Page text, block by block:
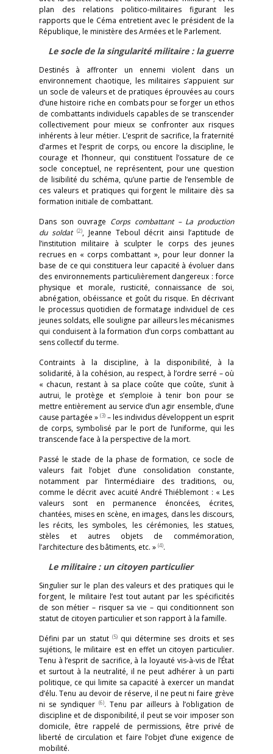
plan des relations politico-militaires figurant les
rapports que le Céma entretient avec le président de la
République, le ministère des Armées et le Parlement.
Le socle de la singularité militaire : la guerre
Destinés à affronter un ennemi violent dans un
environnement chaotique, les militaires s’appuient sur
un socle de valeurs et de pratiques éprouvées au cours
d’une histoire riche en combats pour se forger un ethos
de combattants individuels capables de se transcender
collectivement pour mieux se confronter aux risques
inhérents à leur métier. L’esprit de sacrifice, la fraternité
d’armes et l’esprit de corps, ou encore la discipline, le
courage et l’honneur, qui constituent l’ossature de ce
socle conceptuel, ne représentent, pour une question
de lisibilité du schéma, qu’une partie de l’ensemble de
ces valeurs et pratiques qui forgent le militaire dès sa
formation initiale de combattant.
Dans son ouvrage Corps combattant – La production
du soldat (2), Jeanne Teboul décrit ainsi l’aptitude de
l’institution militaire à sculpter le corps des jeunes
recrues en « corps combattant », pour leur donner la
base de ce qui constituera leur capacité à évoluer dans
des environnements particulièrement dangereux : force
physique et morale, rusticité, connaissance de soi,
abnégation, obéissance et goût du risque. En décrivant
le processus quotidien de formatage individuel de ces
jeunes soldats, elle souligne par ailleurs les mécanismes
qui conduisent à la formation d’un corps combattant au
sens collectif du terme.
Contraints à la discipline, à la disponibilité, à la
solidarité, à la cohésion, au respect, à l’ordre serré – où
« chacun, restant à sa place coûte que coûte, s’unit à
autrui, le protège et s’emploie à tenir bon pour se
mettre entièrement au service d’un agir ensemble, d’une
cause partagée » (3) – les individus développent un esprit
de corps, symbolisé par le port de l’uniforme, qui les
transcende face à la perspective de la mort.
Passé le stade de la phase de formation, ce socle de
valeurs fait l’objet d’une consolidation constante,
notamment par l’intermédiaire des traditions, ou,
comme le décrit avec acuité André Thiéblemont : « Les
valeurs sont en permanence énoncées, écrites,
chantées, mises en scène, en images, dans les discours,
les récits, les symboles, les cérémonies, les statues,
stèles et autres objets de commémoration,
l’architecture des bâtiments, etc. » (4).
Le militaire : un citoyen particulier
Singulier sur le plan des valeurs et des pratiques qui le
forgent, le militaire l’est tout autant par les spécificités
de son métier – risquer sa vie – qui conditionnent son
statut de citoyen particulier et son rapport à la famille.
Défini par un statut (5)qui détermine ses droits et ses
sujétions, le militaire est en effet un citoyen particulier.
Tenu à l’esprit de sacrifice, à la loyauté vis-à-vis de l’État
et surtout à la neutralité, il ne peut adhérer à un parti
politique, ce qui limite sa capacité à exercer un mandat
d’élu. Tenu au devoir de réserve, il ne peut ni faire grève
ni se syndiquer (6). Tenu par ailleurs à l’obligation de
discipline et de disponibilité, il peut se voir imposer son
domicile, être rappelé de permissions, être privé de
liberté de circulation et faire l’objet d’une exigence de
mobilité.